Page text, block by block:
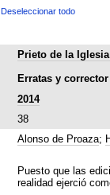
Deseleccionar todo
Prieto de la
Erratas y
2014
38
Alonso de Proaza;
Puesto que las
realidad ejerció